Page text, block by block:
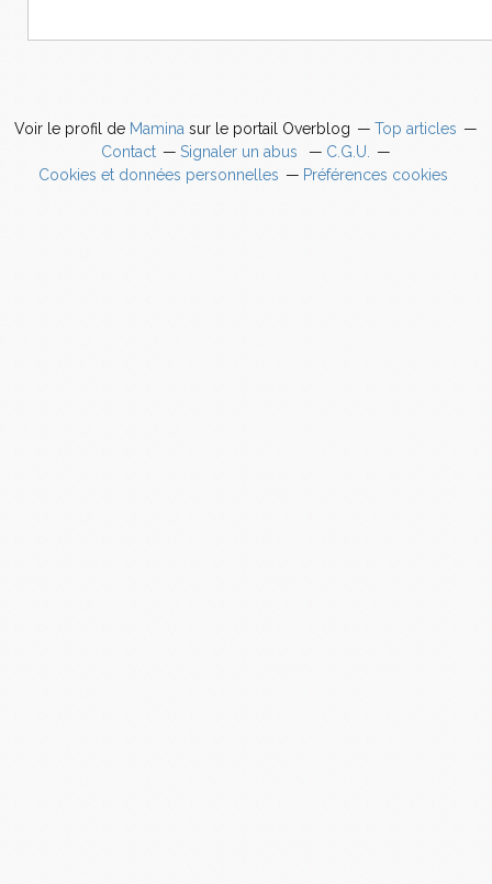
Voir le profil de Mamina sur le portail Overblog
Top articles
Contact
Signaler un abus
C.G.U.
Cookies et données personnelles
Préférences cookies